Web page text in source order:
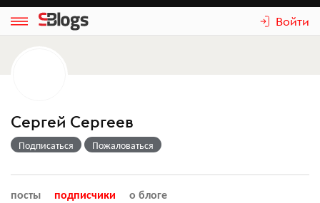
Войти
Сергей Сергеев
Подписаться Пожаловаться
посты подписчики о блоге